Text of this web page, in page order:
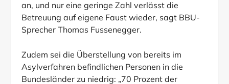
an, und nur eine geringe Zahl verlässt die
Betreuung auf eigene Faust wieder, sagt BBU-
Sprecher Thomas Fussenegger.
Zudem sei die Überstellung von bereits im
Asylverfahren befindlichen Personen in die
Bundesländer zu niedrig: „70 Prozent der